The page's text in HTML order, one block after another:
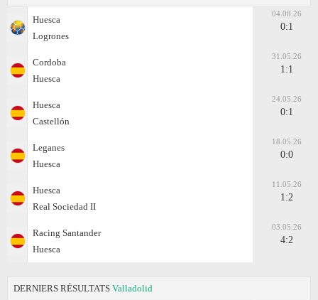
Huesca
Logrones
04.08.26
0:1
Cordoba
Huesca
31.05.26
1:1
Huesca
Castellón
24.05.26
0:1
Leganes
Huesca
18.05.26
0:0
Huesca
Real Sociedad II
11.05.26
1:2
Racing Santander
Huesca
03.05.26
4:2
DERNIERS RÉSULTATS Valladolid